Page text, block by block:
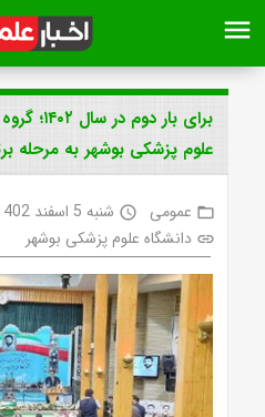
menu
برای بار
علوم پزشکی بوشهر به مرحله
folder_open عمومی access_time شنبه 5 اسفند 1402 ساعت 9:2
link دانشگاه علوم پزشکی بوشهر